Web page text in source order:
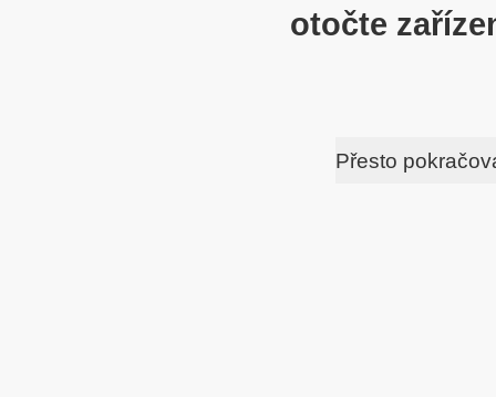
otočte
Přesto